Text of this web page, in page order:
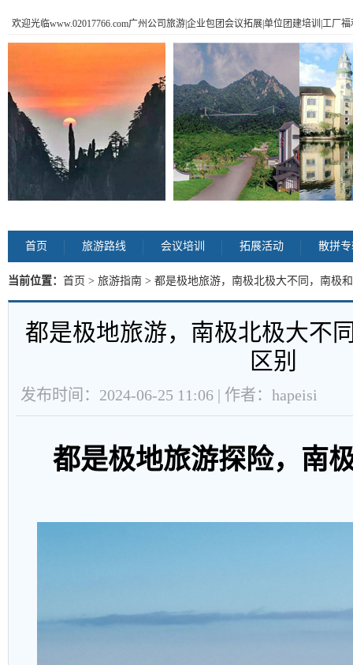
欢迎光临www.02017766.com广州公司旅游|企业包团会议拓展|单位团建培训|工厂
首页 旅游路线 会议培训 拓展活动 散拼
当前位置： 首页 > 旅游指南 > 都是极地旅游，南极北极大不同，南极
都是极地旅游，南极北极大不
区别
发布时间：2024-06-25 11:06 | 作者：hapeisi
都是极地旅游探险，南